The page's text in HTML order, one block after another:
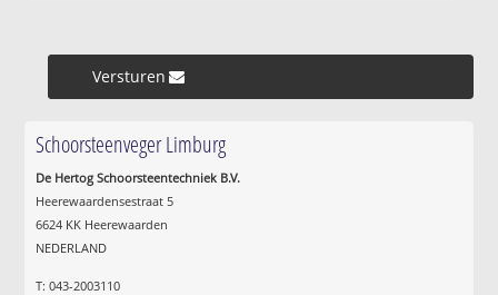
Versturen »
Schoorsteenveger Limburg
De Hertog Schoorsteentechniek B.V.
Heerewaardensestraat 5
6624 KK Heerewaarden
NEDERLAND
T: 043-2003110